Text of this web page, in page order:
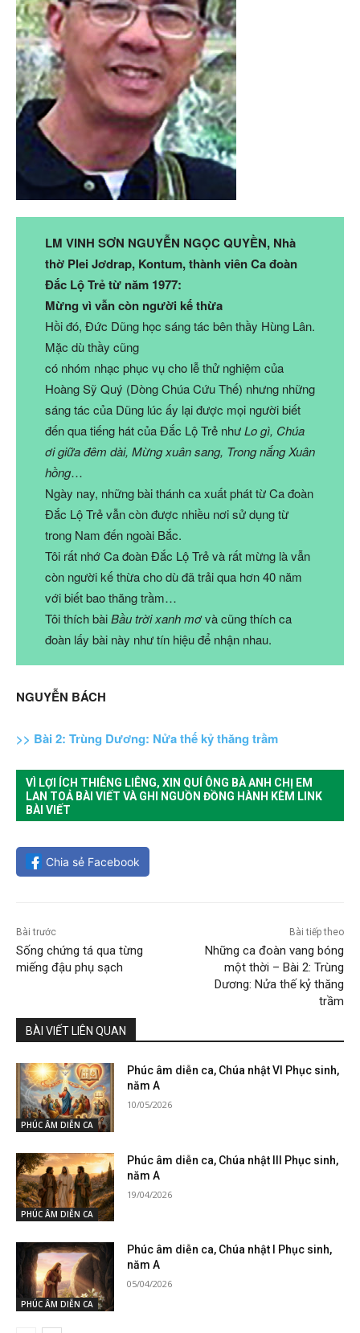
LM VINH SƠN NGUYỄN NGỌC QUYỀN, Nhà
thờ Plei Jơdrap, Kontum, thành viên Ca đoàn
Đắc Lộ Trẻ từ năm 1977:
Mừng vì vẫn còn người kế thừa
Hồi đó, Đức Dũng học sáng tác bên thầy Hùng Lân.
Mặc dù thầy cũng
có nhóm nhạc phục vụ cho lễ thử nghiệm của
Hoàng Sỹ Quý (Dòng Chúa Cứu Thế) nhưng những
sáng tác của Dũng lúc ấy lại được mọi người biết
đến qua tiếng hát của Đắc Lộ Trẻ nhưLo gì, Chúa
ơi giữa đêm dài, Mừng xuân sang, Trong nắng Xuân
hồng…
Ngày nay, những bài thánh ca xuất phát từ Ca đoàn
Đắc Lộ Trẻ vẫn còn được nhiều nơi sử dụng từ
trong Nam đến ngoài Bắc.
Tôi rất nhớ Ca đoàn Đắc Lộ Trẻ và rất mừng là vẫn
còn người kế thừa cho dù đã trải qua hơn 40 năm
với biết bao thăng trầm…
Tôi thích bàiBầu trời xanh mơvà cũng thích ca
đoàn lấy bài này như tín hiệu để nhận nhau.
NGUYỄN BÁCH
>> Bài 2: Trùng Dương: Nửa thế kỷ thăng trầm
VÌ LỢI ÍCH THIÊNG LIÊNG, XIN QUÍ ÔNG BÀ ANH CHỊ EM
LAN TOẢ BÀI VIẾT VÀ GHI NGUỒN ĐỒNG HÀNH KÈM LINK
BÀI VIẾT
Chia sẻ Facebook
Bài trước
Sống chứng tá qua từng
miếng đậu phụ sạch
Bài tiếp theo
Những ca đoàn vang bóng
một thời – Bài 2: Trùng
Dương: Nửa thế kỷ thăng
trầm
BÀI VIẾT LIÊN QUAN
PHÚC ÂM DIỄN CA
Phúc âm diễn ca, Chúa nhật VI Phục sinh,
năm A
10/05/2026
PHÚC ÂM DIỄN CA
Phúc âm diễn ca, Chúa nhật III Phục sinh,
năm A
19/04/2026
PHÚC ÂM DIỄN CA
Phúc âm diễn ca, Chúa nhật I Phục sinh,
năm A
05/04/2026